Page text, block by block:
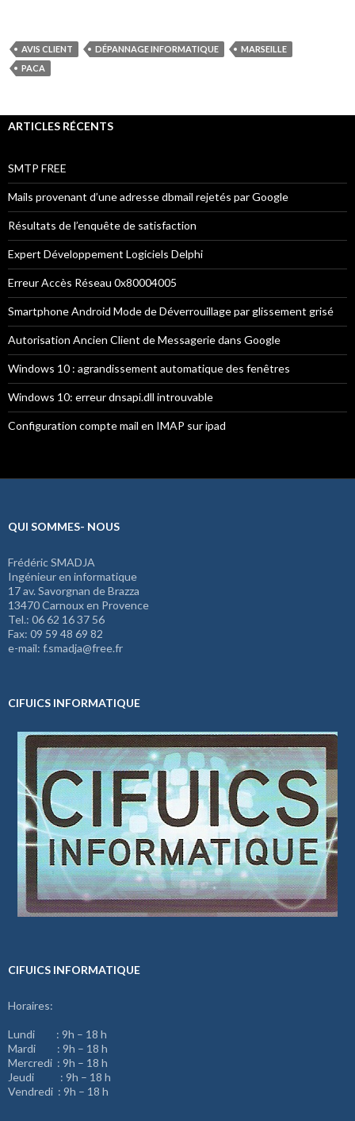
AVIS CLIENT DÉPANNAGE INFORMATIQUE
MARSEILLE
PACA
ARTICLES RÉCENTS
SMTP FREE
Mails provenant d’une adresse dbmail rejetés par Google
Résultats de l’enquête de satisfaction
Expert Développement Logiciels Delphi
Erreur Accès Réseau 0x80004005
Smartphone Android Mode de Déverrouillage par glissement grisé
Autorisation Ancien Client de Messagerie dans Google
Windows 10 : agrandissement automatique des fenêtres
Windows 10: erreur dnsapi.dll introuvable
Configuration compte mail en IMAP sur ipad
QUI SOMMES- NOUS
Frédéric SMADJA
Ingénieur en informatique
17 av. Savorgnan de Brazza
13470 Carnoux en Provence
Tel.: 06 62 16 37 56
Fax: 09 59 48 69 82
e-mail: f.smadja@free.fr
CIFUICS INFORMATIQUE
CIFUICS INFORMATIQUE
Horaires:
Lundi : 9h – 18 h
Mardi : 9h – 18 h
Mercredi : 9h – 18 h
Jeudi : 9h – 18 h
Vendredi : 9h – 18 h